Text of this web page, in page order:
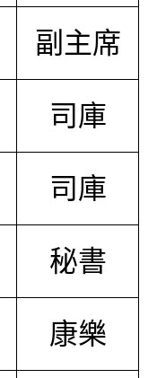
副主席
司庫
司庫
秘書
康樂